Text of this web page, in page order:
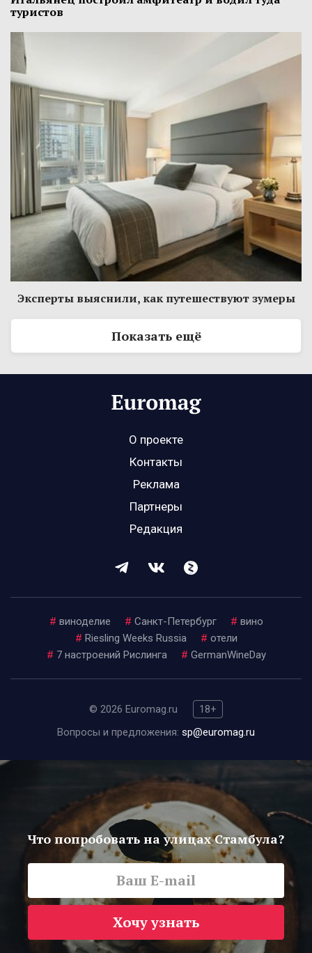
туристов
Эксперты выяснили, как путешествуют зумеры
Показать ещё
О проекте
Контакты
Реклама
Партнеры
Редакция
# виноделие # Санкт-Петербург # вино
# Riesling Weeks Russia # отели
# 7 настроений Рислинга # GermanWineDay
© 2026 Euromag.ru
18+
Вопросы и предложения: sp@euromag.ru
Что попробовать на улицах Стамбула?
Хочу узнать